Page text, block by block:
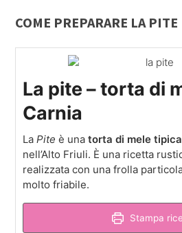
COME PREPARARE LA PITE
La pite – torta di
Carnia
LaPite è unatorta di mele
nell’Alto Friuli. È una ricetta
realizzata con una frolla
molto friabile.
Stampa